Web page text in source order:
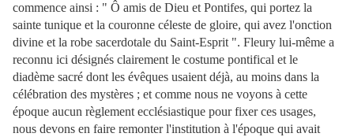
commence ainsi : " Ô amis de Dieu et Pontifes, qui portez la
sainte tunique et la couronne céleste de gloire, qui avez l'onction
divine et la robe sacerdotale du Saint-Esprit ". Fleury lui-même a
reconnu ici désignés clairement le costume pontifical et le
diadème sacré dont les évêques usaient déjà, au moins dans la
célébration des mystères ; et comme nous ne voyons à cette
époque aucun règlement ecclésiastique pour fixer ces usages,
nous devons en faire remonter l'institution à l'époque qui avait